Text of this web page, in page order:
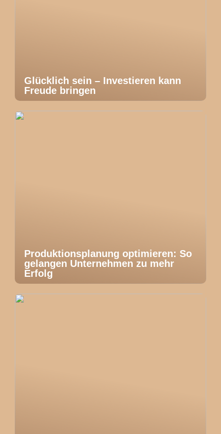
Glücklich sein – Investieren kann
Freude bringen
Produktionsplanung optimieren: So
gelangen Unternehmen zu mehr
Erfolg